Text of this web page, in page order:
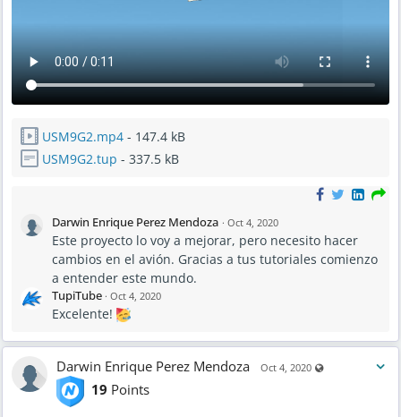
USM9G2.mp4 - 147.4 kB
USM9G2.tup - 337.5 kB
Darwin Enrique Perez Mendoza · Oct 4, 2020
Este proyecto lo voy a mejorar, pero necesito hacer
cambios en el avión. Gracias a tus tutoriales comienzo
a entender este mundo.
TupiTube · Oct 4, 2020
Excelente!
Darwin Enrique Perez Mendoza Oct 4, 2020 Visible also to
19 Points